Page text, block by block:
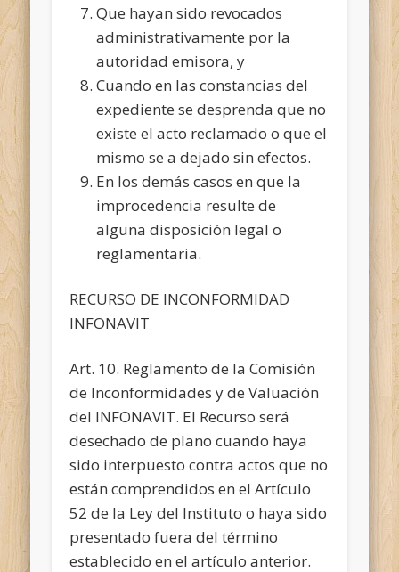
Que hayan sido revocados
administrativamente por la
autoridad emisora, y
Cuando en las constancias del
expediente se desprenda que no
existe el acto reclamado o que el
mismo se a dejado sin efectos.
En los demás casos en que la
improcedencia resulte de
alguna disposición legal o
reglamentaria.
RECURSO DE INCONFORMIDAD
INFONAVIT
Art. 10. Reglamento de la Comisión
de Inconformidades y de Valuación
del INFONAVIT. El Recurso será
desechado de plano cuando haya
sido interpuesto contra actos que no
están comprendidos en el Artículo
52 de la Ley del Instituto o haya sido
presentado fuera del término
establecido en el artículo anterior.